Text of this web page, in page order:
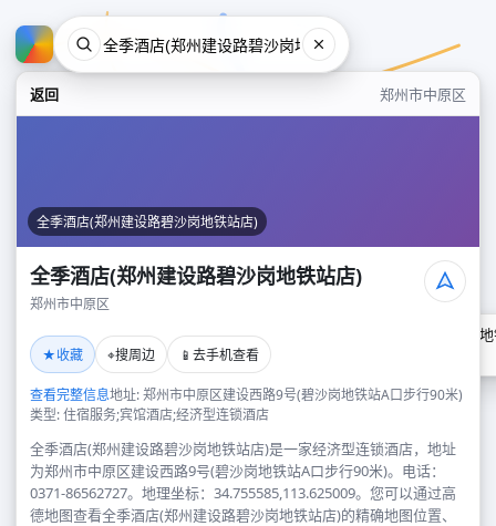
返回 郑州市中原区
全季酒店(郑州建设路碧沙岗地铁站店)
全季酒店(郑州建设路碧沙岗地铁站店)
郑州市中原区
★收藏 ⌖搜周边 📱 去手机查看
查看完整信息地址: 郑州市中原区建设西路9号(碧沙岗地铁站A口步行90米)
类型: 住宿服务;宾馆酒店;经济型连锁酒店
全季酒店(郑州建设路碧沙岗地铁站店)是一家经济型连锁酒店，地址
为郑州市中原区建设西路9号(碧沙岗地铁站A口步行90米)。电话：
0371-86562727。地理坐标：34.755585,113.625009。您可以通过高
德地图查看全季酒店(郑州建设路碧沙岗地铁站店)的精确地图位置、
全季酒店(郑州建设路碧沙岗